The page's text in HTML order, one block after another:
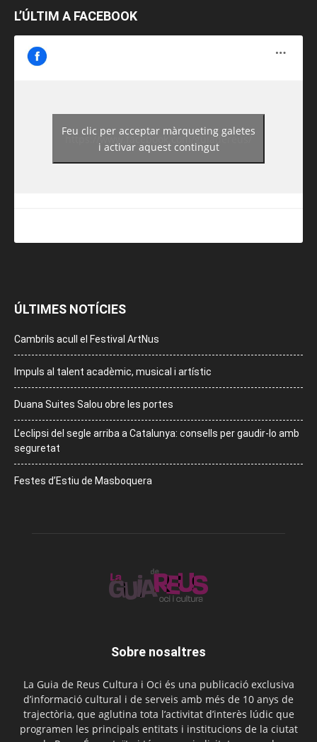
L’ÚLTIM A FACEBOOK
https://www.facebook.com/guiadereus/
Feu clic per acceptar màrqueting galetes
i activar aquest contingut
ÚLTIMES NOTÍCIES
Cambrils acull el Festival ArtNus
Impuls al talent acadèmic, musical i artístic
Duana Suites Salou obre les portes
L’eclipsi del segle arriba a Catalunya: consells per gaudir-lo amb
seguretat
Festes d’Estiu de Masboquera
Sobre nosaltres
La Guia de Reus Cultura i Oci és una publicació exclusiva
d’informació cultural i de serveis amb més de 10 anys de
trajectòria, que aglutina tota l’activitat d’interès lúdic que
programen les principals entitats i institucions de la ciutat